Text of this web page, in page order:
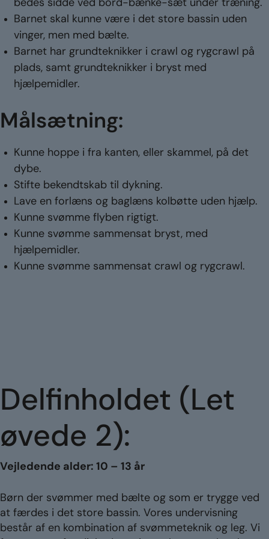
bedes sidde ved bord-bænke-sæt under træning.
Barnet skal kunne være i det store bassin uden
vinger, men med bælte.
Barnet har grundteknikker i crawl og rygcrawl på
plads, samt grundteknikker i bryst med
hjælpemidler.
Målsætning:
Kunne hoppe i fra kanten, eller skammel, på det
dybe.
Stifte bekendtskab til dykning.
Lave en forlæns og baglæns kolbøtte uden hjælp.
Kunne svømme flyben rigtigt.
Kunne svømme sammensat bryst, med
hjælpemidler.
Kunne svømme sammensat crawl og rygcrawl.
Delfinholdet (Let
øvede 2):
Vejledende alder: 10 – 13 år
Børn der svømmer med bælte og som er trygge ved
at færdes i det store bassin. Vores undervisning
består af en kombination af svømmeteknik og leg. Vi